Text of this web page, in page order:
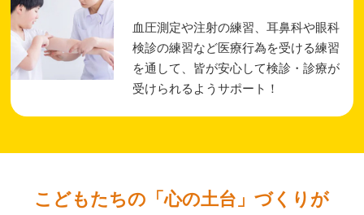
血圧測定や注射の練習、耳鼻科や眼科
検診の練習など医療行為を受ける練習
を通して、皆が安心して検診・診療が
受けられるようサポート！
こどもたちの「心の土台」づくりが